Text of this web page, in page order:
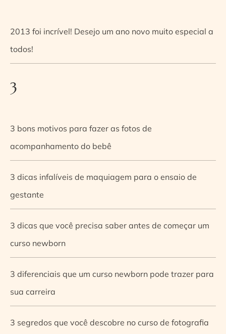
2013 foi incrível! Desejo um ano novo muito especial a
todos!
3
3 bons motivos para fazer as fotos de
acompanhamento do bebê
3 dicas infalíveis de maquiagem para o ensaio de
gestante
3 dicas que você precisa saber antes de começar um
curso newborn
3 diferenciais que um curso newborn pode trazer para
sua carreira
3 segredos que você descobre no curso de fotografia